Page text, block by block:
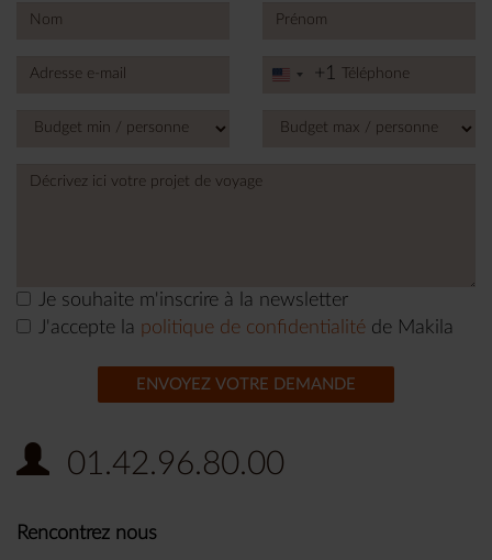
United
+1
+1
Je souhaite m'inscrire à la newsletter
J'accepte la politique de confidentialité de Makila
ENVOYEZ VOTRE DEMANDE
01.42.96.80.00
Rencontrez nous